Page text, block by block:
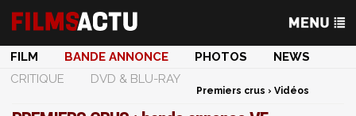
FILM BANDE ANNONCE PHOTOS
NEWS
CRITIQUE
DVD & BLU-RAY
Premiers crus › Vidéos